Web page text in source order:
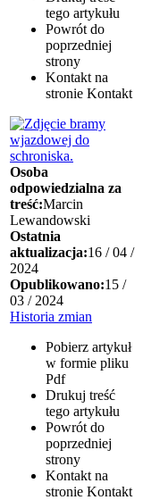
tego artykułu
Powrót do
poprzedniej
strony
Kontakt na
stronie Kontakt
Osoba
odpowiedzialna za
treść:Marcin
Lewandowski
Ostatnia
aktualizacja:16 / 04 /
2024
Opublikowano:15 /
03 / 2024
Historia zmian
Pobierz artykuł
w formie pliku
Pdf
Drukuj treść
tego artykułu
Powrót do
poprzedniej
strony
Kontakt na
stronie Kontakt